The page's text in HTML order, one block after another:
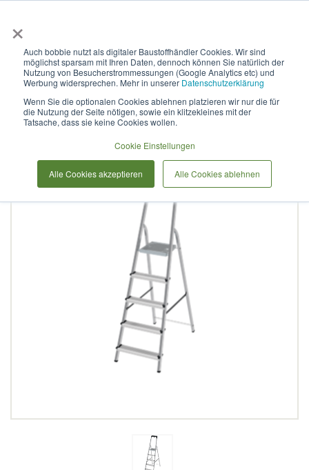
×
Auch bobbie nutzt als digitaler Baustoffhändler Cookies. Wir sind
möglichst sparsam mit Ihren Daten, dennoch können Sie natürlich der
Nutzung von Besucherstrommessungen (Google Analytics etc) und
Werbung widersprechen. Mehr in unserer Datenschutzerklärung
Wenn Sie die optionalen Cookies ablehnen platzieren wir nur die für
die Nutzung der Seite nötigen, sowie ein klitzekleines mit der
Tatsache, dass sie keine Cookies wollen.
Cookie Einstellungen
Alle Cookies akzeptieren Alle Cookies ablehnen
Stufenleiter aus Aluminium,
mit Ablage, NV 1115 1x8
Bildergalerie
springen